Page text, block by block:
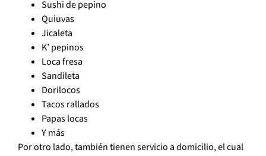
Sushi de pepino
Quiuvas
Jicaleta
K’ pepinos
Loca fresa
Sandileta
Dorilocos
Tacos rallados
Papas locas
Y más
Por otro lado, también tienen servicio a domicilio, el cual